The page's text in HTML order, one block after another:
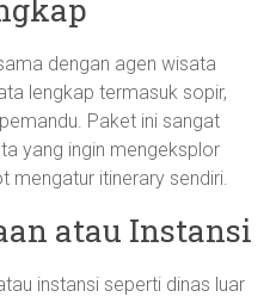
dengan agen wisata
lengkap termasuk sopir,
Paket ini sangat
yang ingin mengeksplor
mengatur itinerary sendiri.
atau Instansi
instansi seperti dinas luar